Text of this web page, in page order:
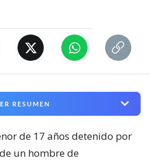
RESUMEN
de 17 años detenido por
un hombre de